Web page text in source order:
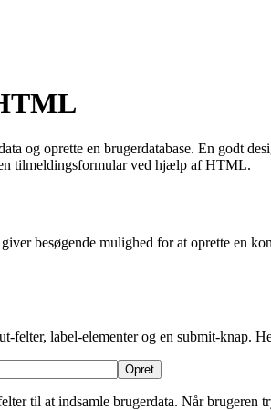
og oprette en brugerdatabase. En godt
tilmeldingsformular ved hjælp af HTML.
besøgende mulighed for at oprette en
label-elementer og en submit-knap.
til at indsamle brugerdata. Når brugeren